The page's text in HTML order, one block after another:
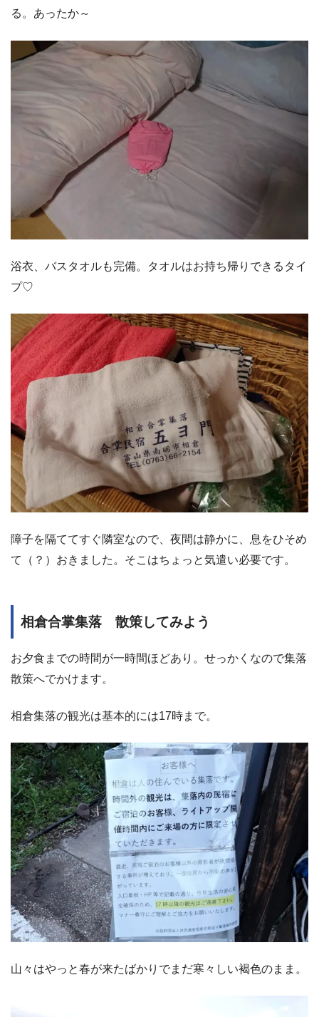
る。あったか～
浴衣、バスタオルも完備。タオルはお持ち帰りできるタイ
プ♡
障子を隔ててすぐ隣室なので、夜間は静かに、息をひそめ
て（？）おきました。そこはちょっと気遣い必要です。
相倉合掌集落 散策してみよう
お夕食までの時間が一時間ほどあり。せっかくなので集落
散策へでかけます。
相倉集落の観光は基本的には17時まで。
山々はやっと春が来たばかりでまだ寒々しい褐色のまま。